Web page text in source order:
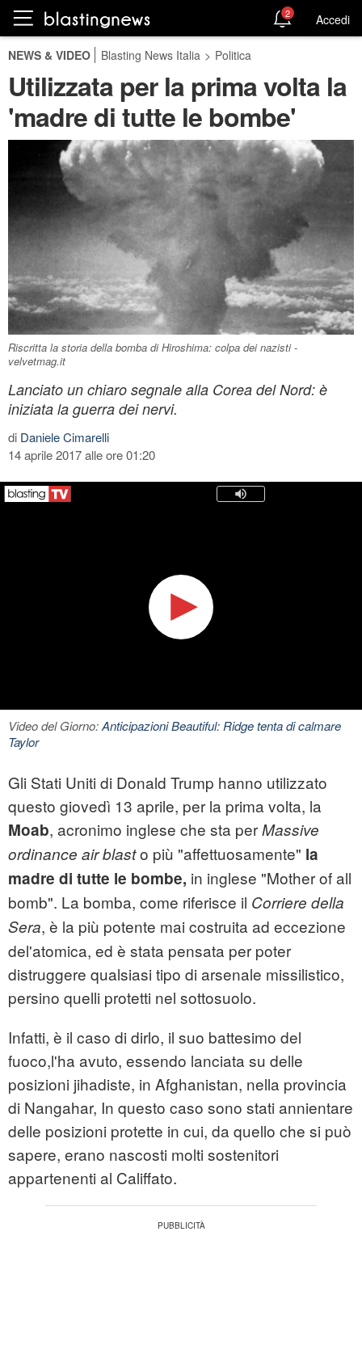
2 Accedi
NEWS & VIDEO Blasting News Italia > Politica
Utilizzata per la prima volta la
'madre di tutte le bombe'
Riscritta la storia della bomba di Hiroshima: colpa dei nazisti -
velvetmag.it
Lanciato un chiaro segnale alla Corea del Nord: è
iniziata la guerra dei nervi.
di Daniele Cimarelli
14 aprile 2017 alle ore 01:20
Video del Giorno:Anticipazioni Beautiful: Ridge tenta di calmare
Taylor
Gli Stati Uniti di Donald Trump hanno utilizzato
questo giovedì 13 aprile, per la prima volta, la
Moab, acronimo inglese che sta perMassive
ordinance air blasto più "affettuosamente" la
madre di tutte le bombe, in inglese "Mother of all
bomb". La bomba, come riferisce il Corriere della
Sera, è la più potente mai costruita ad eccezione
del'atomica, ed è stata pensata per poter
distruggere qualsiasi tipo di arsenale missilistico,
persino quelli protetti nel sottosuolo.
Infatti, è il caso di dirlo, il suo battesimo del
fuoco,l'ha avuto, essendo lanciata su delle
posizioni jihadiste, in Afghanistan, nella provincia
di Nangahar, In questo caso sono stati annientare
delle posizioni protette in cui, da quello che si può
sapere, erano nascosti molti sostenitori
appartenenti al Califfato.